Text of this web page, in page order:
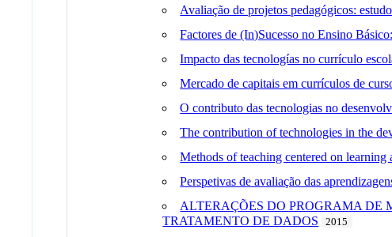
Avaliação de projetos pedagógicos:
Factores de (In)Sucesso no Ensino
Impacto das tecnologías no currículo
Mercado de capitais em currículos de
O contributo das tecnologias no
The contribution of technologies in the
Methods of teaching centered on learning
Perspetivas de avaliação das
ALTERAÇÕES DO PROGRAMA DE
TRATAMENTO DE DADOS
2015